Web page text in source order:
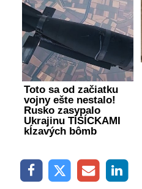
Toto sa od začiatku
vojny ešte nestalo!
Rusko zasypalo
Ukrajinu TISÍCKAMI
kĺzavých bômb